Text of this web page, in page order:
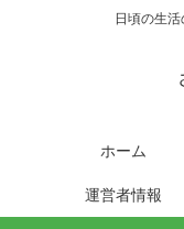
日頃の生
ホーム
運営者情報